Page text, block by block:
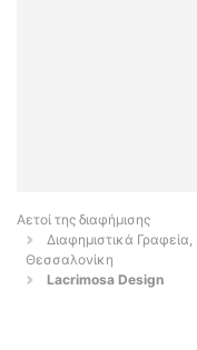
Αετοί της διαφήμισης
Διαφημιστικά
Θεσσαλονίκη
Lacrimosa Design